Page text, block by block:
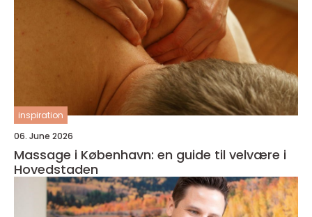
inspiration
06. June 2026
Massage i København: en guide til velvære i
Hovedstaden